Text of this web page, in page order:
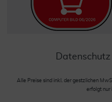
Datenschutz
Alle Preise sind inkl. der gestzlichen
erfolgt nur